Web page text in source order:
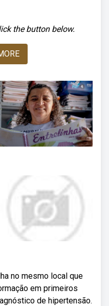
the button below.
no mesmo local que
em primeiros
de hipertensão.